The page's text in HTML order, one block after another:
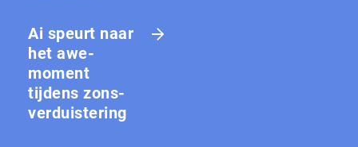
Ai speurt naar
het awe-
moment
tijdens zons­
ver­duis­te­ring